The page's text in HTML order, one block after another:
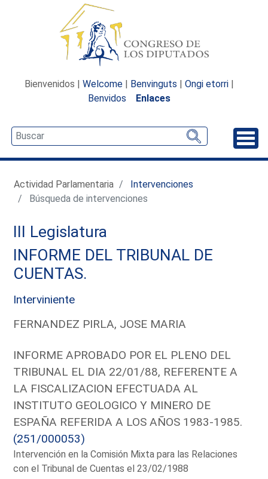
Bienvenidos | Welcome | Benvinguts | Ongi etorri |
Benvidos
Enlaces
Actividad Parlamentaria
Intervenciones
Búsqueda de intervenciones
III Legislatura
INFORME DEL TRIBUNAL DE
CUENTAS.
Interviniente
FERNANDEZ PIRLA, JOSE MARIA
INFORME APROBADO POR EL PLENO DEL
TRIBUNAL EL DIA 22/01/88, REFERENTE A
LA FISCALIZACION EFECTUADA AL
INSTITUTO GEOLOGICO Y MINERO DE
ESPAÑA REFERIDA A LOS AÑOS 1983-1985.
(251/000053)
Intervención en la Comisión Mixta para las Relaciones
con el Tribunal de Cuentas el 23/02/1988